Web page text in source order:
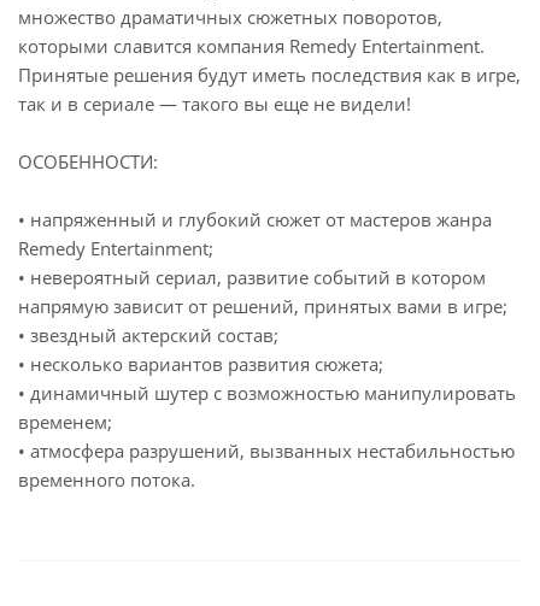
множество драматичных сюжетных поворотов,
которыми славится компания Remedy Entertainment.
Принятые решения будут иметь последствия как в игре,
так и в сериале — такого вы еще не видели!
ОСОБЕННОСТИ:
• напряженный и глубокий сюжет от мастеров жанра
Remedy Entertainment;
• невероятный сериал, развитие событий в котором
напрямую зависит от решений, принятых вами в игре;
• звездный актерский состав;
• несколько вариантов развития сюжета;
• динамичный шутер с возможностью манипулировать
временем;
• атмосфера разрушений, вызванных нестабильностью
временного потока.